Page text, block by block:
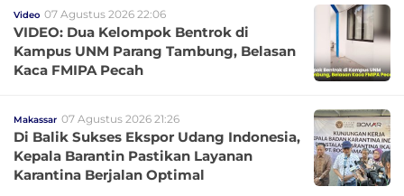
Video 07 Agustus 2026 22:06
VIDEO: Dua Kelompok Bentrok di
Kampus UNM Parang Tambung, Belasan
Kaca FMIPA Pecah
Makassar 07 Agustus 2026 21:26
Di Balik Sukses Ekspor Udang Indonesia,
Kepala Barantin Pastikan Layanan
Karantina Berjalan Optimal